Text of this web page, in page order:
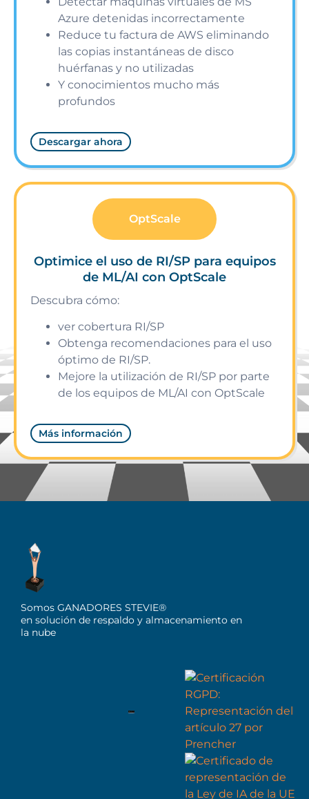
Azure detenidas incorrectamente
Reduce tu factura de AWS eliminando
las copias instantáneas de disco
huérfanas y no utilizadas
Y conocimientos mucho más
profundos
Descargar ahora
OptScale
Optimice el uso de RI/SP para equipos
de ML/AI con OptScale
Descubra cómo:
ver cobertura RI/SP
Obtenga recomendaciones para el uso
óptimo de RI/SP.
Mejore la utilización de RI/SP por parte
de los equipos de ML/AI con OptScale
Más información
Somos GANADORES STEVIE®
en solución de respaldo y almacenamiento en
la nube